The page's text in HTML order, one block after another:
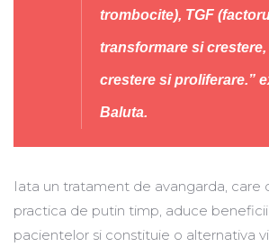
trombocite), TGF
transformare si
crestere si proliferare.”
Baluta.
Iata un tratament de avangarda, care
practica de putin timp, aduce
pacientelor si constituie o alternativa